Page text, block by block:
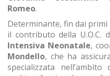
Romeo.
Determinante, fin dai
il contributo della U.O.C.
Intensiva Neonatale,
Mondello, che ha
specializzata